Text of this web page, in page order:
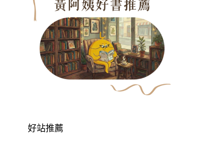
好站推薦